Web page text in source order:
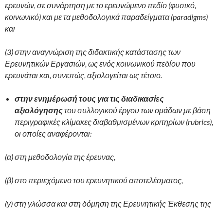
ερευνών, σε συνάρτηση με το ερευνώμενο πεδίο (φυσικό,
κοινωνικό) και με τα μεθοδολογικά παραδείγματα (paradigms)
και
(3) στην αναγνώριση της διδακτικής κατάστασης των
Ερευνητικών Εργασιών, ως ενός κοινωνικού πεδίου που
ερευνάται και, συνεπώς, αξιολογείται ως τέτοιο.
στην ενημέρωσή τους για τις διαδικασίες
αξιολόγησηςτου συλλογικού έργου των ομάδων με βάση
περιγραφικές κλίμακες διαβαθμισμένων κριτηρίων (rubrics),
οι οποίες αναφέρονται:
(α) στη μεθοδολογία της έρευνας,
(β) στο περιεχόμενο του ερευνητικού αποτελέσματος,
(γ) στη γλώσσα και στη δόμηση της Ερευνητικής Έκθεσης της